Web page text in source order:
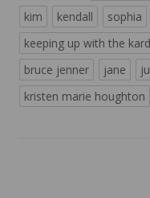
kim
kendall sophia
keeping up with the
bruce jenner
jane
kristen marie houghton